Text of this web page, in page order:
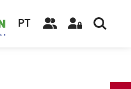
PT